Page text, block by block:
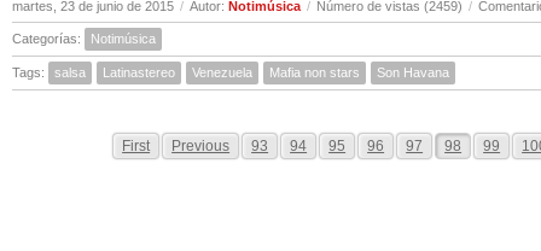
martes, 23 de junio de 2015 / Autor: Notimúsica / Número de vistas (2459) /
Categorías: Notimúsica
Tags: salsa Latinastereo Venezuela Mafia non stars Son Havana
First Previous 93 94 95 96 97 98 99